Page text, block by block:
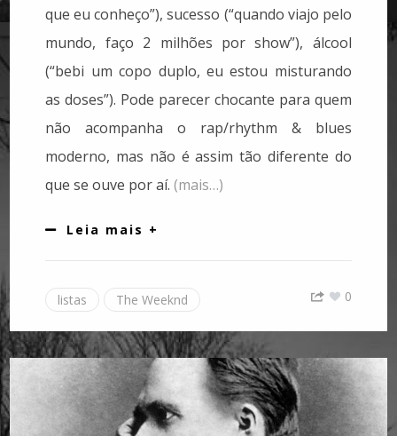
que eu conheço”), sucesso (“quando viajo pelo
mundo, faço 2 milhões por show”), álcool
(“bebi um copo duplo, eu estou misturando
as doses”). Pode parecer chocante para quem
não acompanha o rap/rhythm & blues
moderno, mas não é assim tão diferente do
que se ouve por aí.(mais…)
Leia mais +
listas The Weeknd 0